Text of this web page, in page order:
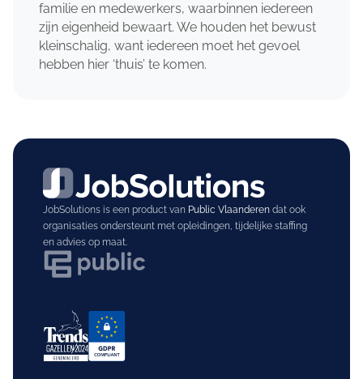
familie en medewerkers, waarbinnen iedereen
zijn eigenheid bewaart. We houden het bewust
kleinschalig, want iedereen moet het gevoel
hebben hier ‘thuis’ te komen.
JobSolutions is een product van Public Vlaanderendat ook
organisaties ondersteunt met opleidingen, tijdelijke staffing
en advies op maat.